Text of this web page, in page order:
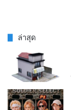
ล่าสุด